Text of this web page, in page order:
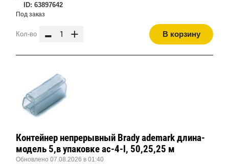
ID: 63897642
Под заказ
Кол-во - + В корзину
Контейнер непрерывный Brady ademark длина-
модель 5,в упаковке ас-4-l, 50,25,25 м
Обновлено 07.08.2026 в 01:40